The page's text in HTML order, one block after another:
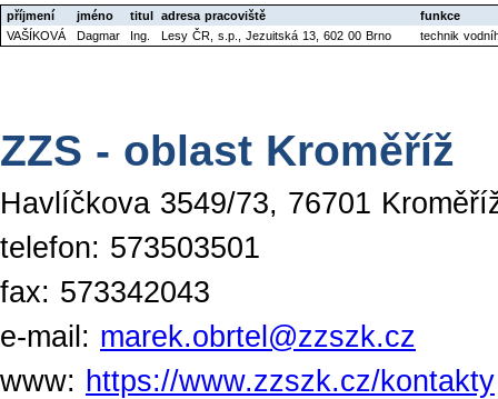
příjmení jméno titul adresa pracoviště
funkce
VAŠÍKOVÁ
Dagmar Ing. Lesy ČR, s.p., Jezuitská 13, 602 00 Brno technik
ZZS - oblast Kroměříž
Havlíčkova 3549/73, 76701
telefon: 573503501
fax: 573342043
e-mail: marek.obrtel@zzszk.cz
www: https://www.zzszk.cz/kontakty